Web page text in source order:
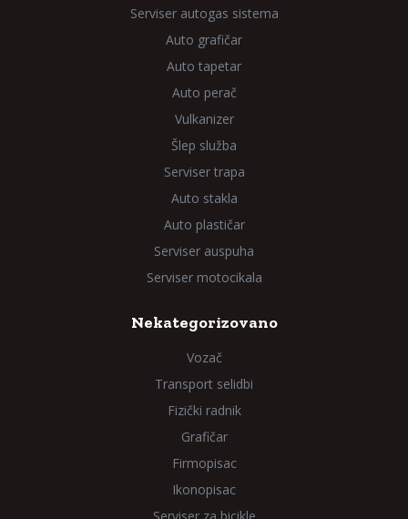
Serviser autogas sistema
Auto grafičar
Auto tapetar
Auto perač
Vulkanizer
Šlep služba
Serviser trapa
Auto stakla
Auto plastičar
Serviser auspuha
Serviser motocikala
Nekategorizovano
Vozač
Transport selidbi
Fizički radnik
Grafičar
Firmopisac
Ikonopisac